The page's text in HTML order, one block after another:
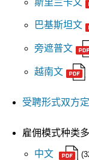
巴基斯坦文
旁遮普文
越南文
受聘形式双方
雇佣模式种类
中文